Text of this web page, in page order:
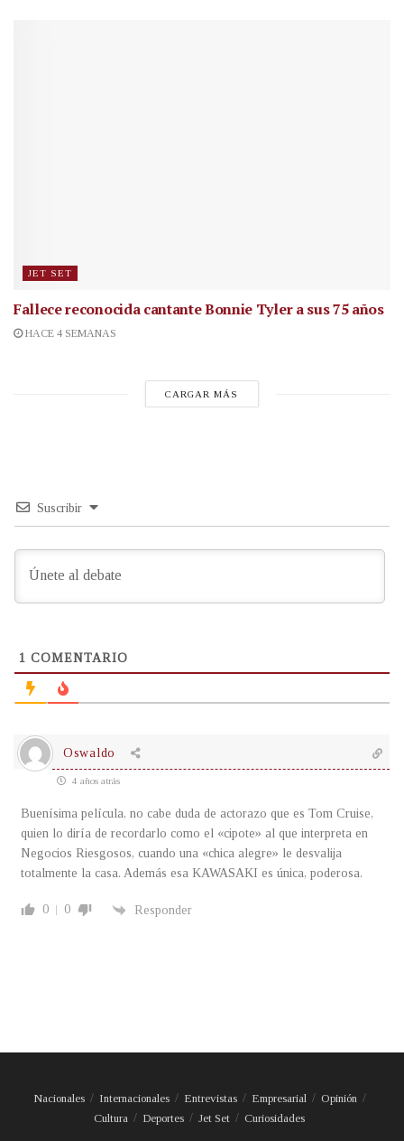
JET SET
Fallece reconocida cantanteBonnie Tyler a sus 75 años
HACE 4 SEMANAS
CARGAR MÁS
Suscribir
1 COMENTARIO
Oswaldo
4 años atrás
Buenísima película, no cabe duda de actorazo que es Tom Cruise,
quien lo diría de recordarlo como el «cipote» al que interpreta en
Negocios Riesgosos, cuando una «chica alegre» le desvalija
totalmente la casa. Además esa KAWASAKI es única, poderosa.
0 0 Responder
Nacionales Internacionales Entrevistas Empresarial
Opinión
Cultura
Deportes Jet Set Curiosidades